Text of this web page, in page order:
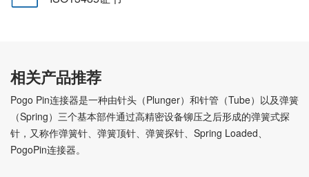
相关产品推荐
Pogo Pin连接器是一种由针头（Plunger）和针管（Tube）以及弹簧
（Spring）三个基本部件通过高精密设备铆压之后形成的弹簧式探
针，又称作弹簧针、弹簧顶针、弹簧探针、Spring Loaded、
PogoPin连接器。